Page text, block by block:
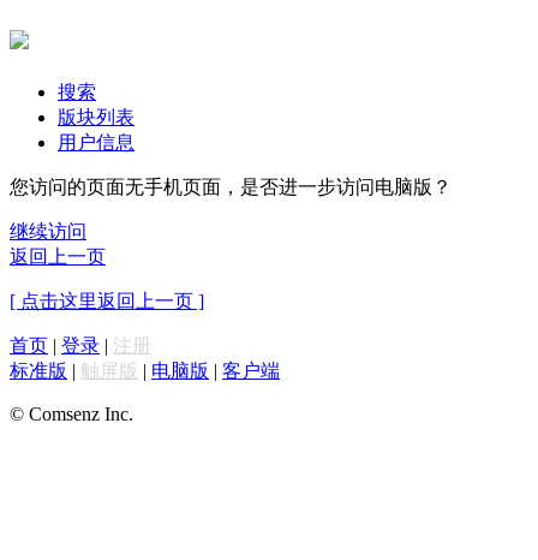
搜索
版块列表
用户信息
您访问的页面无手机页面，是否进一步访问电脑版？
继续访问
返回上一页
[ 点击这里返回上一页 ]
首页 | 登录 | 注册
标准版 | 触屏版 | 电脑版 | 客户端
© Comsenz Inc.